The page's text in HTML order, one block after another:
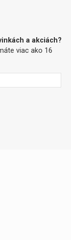
a akciách?
viac ako 16